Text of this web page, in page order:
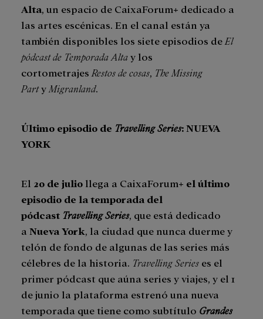
Alta, un espacio de CaixaForum+ dedicado a
las artes escénicas. En el canal están ya
también disponibles los siete episodios de El
pódcast de Temporada Altay los
cortometrajes Restos de cosas, The Missing
Party Migranland.
Último episodio de Travelling Series: NUEVA
YORK
El 20 de julio llega a CaixaForum+ el último
episodio de la temporada del
pódcast Travelling Series, que está dedicado
a Nueva York, la ciudad que nunca duerme y
telón de fondo de algunas de las series más
célebres de la historia. Travelling Series es el
primer pódcast que aúna series y viajes, y el 1
de junio la plataforma estrenó una nueva
temporada que tiene como subtítulo Grandes